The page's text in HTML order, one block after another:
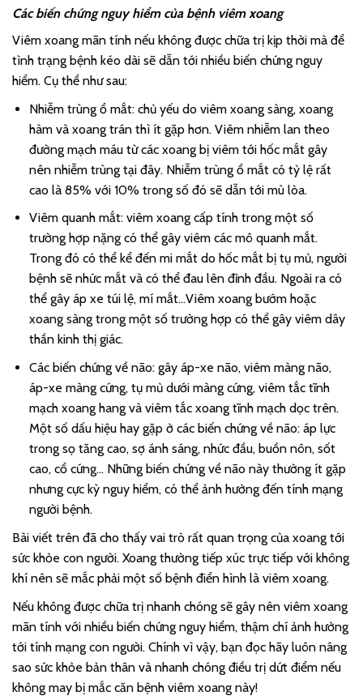
Các biến chứng nguy hiểm của bệnh viêm xoang
Viêm xoang mãn tính nếu không được chữa trị kịp thời mà để
tình trạng bệnh kéo dài sẽ dẫn tới nhiều biến chứng nguy
hiểm. Cụ thể như sau:
Nhiễm trùng ổ mắt: chủ yếu do viêm xoang sàng, xoang
hàm và xoang trán thì ít gặp hơn. Viêm nhiễm lan theo
đường mạch máu từ các xoang bị viêm tới hốc mắt gây
nên nhiễm trùng tại đây. Nhiễm trùng ổ mắt có tỷ lệ rất
cao là 85% với 10% trong số đó sẽ dẫn tới mù lòa.
Viêm quanh mắt: viêm xoang cấp tính trong một số
trường hợp nặng có thể gây viêm các mô quanh mắt.
Trong đó có thể kể đến mi mắt do hốc mắt bị tụ mủ, người
bệnh sẽ nhức mắt và có thể đau lên đỉnh đầu. Ngoài ra có
thể gây áp xe túi lệ, mí mắt…Viêm xoang bướm hoặc
xoang sàng trong một số trường hợp có thể gây viêm dây
thần kinh thị giác.
Các biến chứng về não: gây áp-xe não, viêm màng não,
áp-xe màng cứng, tụ mủ dưới màng cứng, viêm tắc tĩnh
mạch xoang hang và viêm tắc xoang tĩnh mạch dọc trên.
Một số dấu hiệu hay gặp ở các biến chứng về não: áp lực
trong sọ tăng cao, sợ ánh sáng, nhức đầu, buồn nôn, sốt
cao, cổ cứng… Những biến chứng về não này thường ít gặp
nhưng cực kỳ nguy hiểm, có thể ảnh hưởng đến tính mạng
người bệnh.
Bài viết trên đã cho thấy vai trò rất quan trọng của xoang tới
sức khỏe con người. Xoang thường tiếp xúc trực tiếp với không
khí nên sẽ mắc phải một số bệnh điển hình là viêm xoang.
Nếu không được chữa trị nhanh chóng sẽ gây nên viêm xoang
mãn tính với nhiều biến chứng nguy hiểm, thậm chí ảnh hưởng
tới tính mạng con người. Chính vì vậy, bạn đọc hãy luôn nâng
sao sức khỏe bản thân và nhanh chóng điều trị dứt điểm nếu
không may bị mắc căn bệnh viêm xoang này!